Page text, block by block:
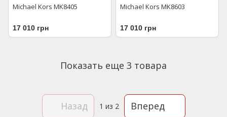
Michael Kors MK8405
17 010 грн
Michael Kors MK8603
17 010 грн
Показать еще 3 товара
Назад 1 из 2 Вперед